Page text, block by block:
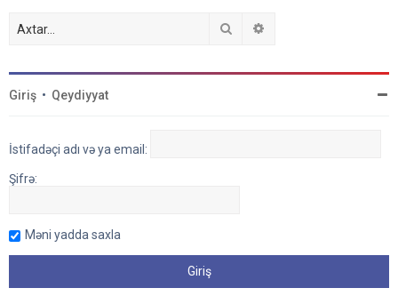
Axtar
Giriş • Qeydiyyat
İstifadəçi adı və ya email:
Şifrə:
Məni yadda saxla